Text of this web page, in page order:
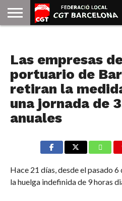
GOLDMAN
Las empresas
portuario de
retiran la
una jornada de
anuales
Hace 21 días, desde el pasado
la huelga indefinida de 9 horas